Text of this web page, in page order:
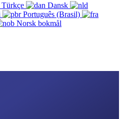
Türkçe
Dansk
Português (Brasil)
Norsk bokmål